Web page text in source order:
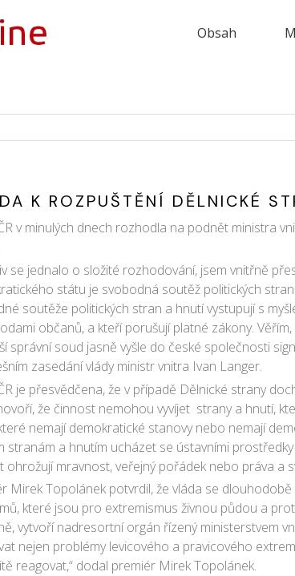
Obsah
K ROZPUŠTĚNÍ DĚLNICKÉ
v minulých dnech rozhodla na podnět ministra
se jednalo o složité rozhodování, jsem vnitřně
státu je svobodná soutěž politických
soutěže politických stran a hnutí vystupují s
občanů, a kteří porušují platné zákony.
správní soud jasně vyšle do české společnosti
zasedání vlády ministr vnitra Ivan Langer.
je přesvědčena, že v případě Dělnické strany
že činnost nemohou vyvíjet strany a hnutí,
nemají demokratické stanovy nebo nemají
stranám a hnutím ucházet se ústavními
ohrožují mravnost, veřejný pořádek nebo práva a
Mirek Topolánek potvrdil, že vláda se
které jsou pro extremismus živnou půdou a
vytvoří nadresortní orgán řízený ministerstvem
nejen problémy levicového a pravicového
reagovat,“ dodal premiér Mirek Topolánek.